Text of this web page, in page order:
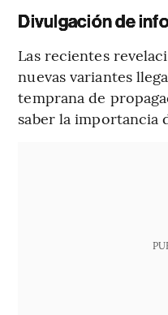
Divulgación de
Las recientes
nuevas variantes
temprana de
saber la importancia